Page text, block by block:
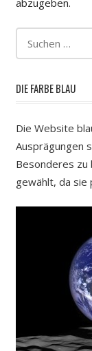
abzugeben.
DIE FARBE BLAU
Die Website
Ausprägungen
Besonderes zu
gewählt, da sie